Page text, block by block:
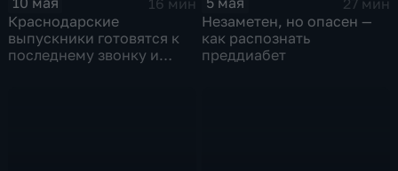
Краснодарские
выпускники готовятся к
последнему звонку и
Незаметен, но опасен —
как распознать
преддиабет